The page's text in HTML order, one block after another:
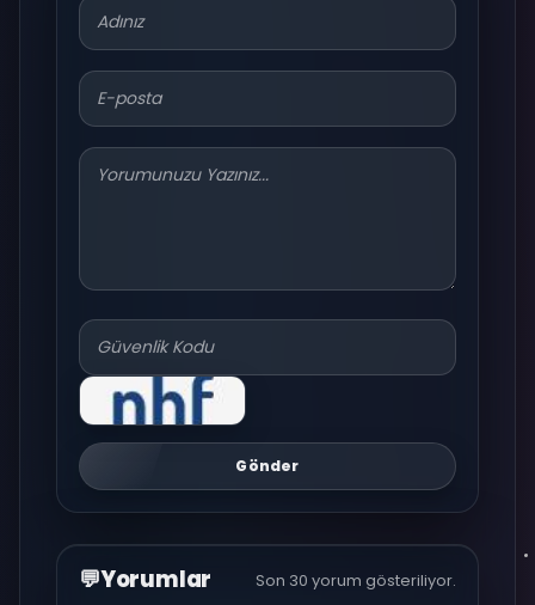
Gönder
💬Yorumlar Son 30 yorum gösteriliyor.